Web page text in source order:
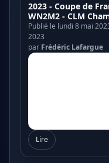
2023 - Coupe de
WN2M2 - CLM
Publié le lundi 8 mai
2023
par Frédéric Lafargue
Lire